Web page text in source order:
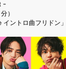
ｰ
）
イントロ曲フリドン」